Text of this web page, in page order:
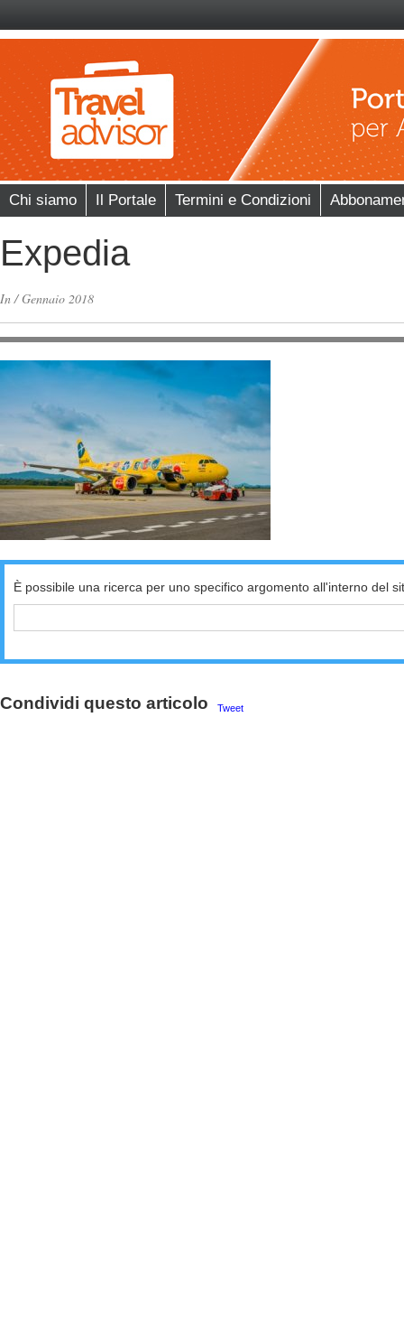
Chi siamo Il Portale Termini e Condizioni
Expedia
In/Gennaio 2018
È possibile una ricerca per uno specifico argomento all'interno del
Condividi questo articolo Tweet